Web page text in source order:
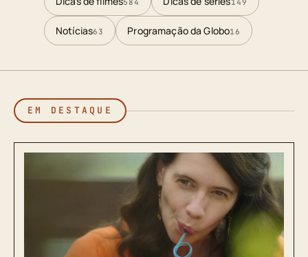
584 149
Notícias63 Programação da Globo16
EM DESTAQUE